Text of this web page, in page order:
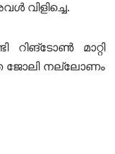
വിളിച്ചെ.
റിങ്ടോൺ മാറ്റി
ജോലി നല്ലോണം